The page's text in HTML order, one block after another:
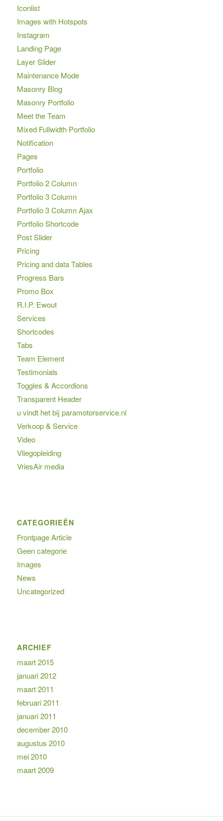
Iconlist
Images with Hotspots
Instagram
Landing Page
Layer Slider
Maintenance Mode
Masonry Blog
Masonry Portfolio
Meet the Team
Mixed Fullwidth Portfolio
Notification
Pages
Portfolio
Portfolio 2 Column
Portfolio 3 Column
Portfolio 3 Column Ajax
Portfolio Shortcode
Post Slider
Pricing
Pricing and data Tables
Progress Bars
Promo Box
R.I.P. Ewout
Services
Shortcodes
Tabs
Team Element
Testimonials
Toggles & Accordions
Transparent Header
u vindt het bij paramotorservice.nl
Verkoop & Service
Video
Vliegopleiding
VriesAir media
CATEGORIEËN
Frontpage Article
Geen categorie
Images
News
Uncategorized
ARCHIEF
maart 2015
januari 2012
maart 2011
februari 2011
januari 2011
december 2010
augustus 2010
mei 2010
maart 2009